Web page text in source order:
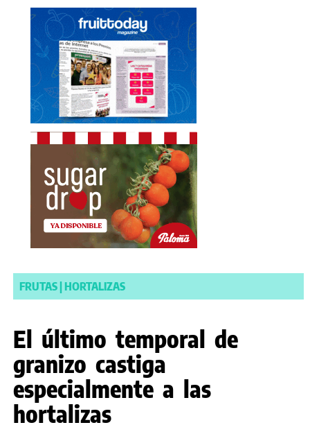
FRUTAS|HORTALIZAS
El último temporal de
granizo castiga
especialmente a las
hortalizas